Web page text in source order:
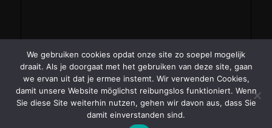
We gebruiken cookies opdat onze site zo soepel mogelijk
draait. Als je doorgaat met het gebruiken van deze site, gaan
we ervan uit dat je ermee instemt. Wir verwenden Cookies,
damit unsere Website möglichst reibungslos funktioniert. Wenn
Sie diese Site weiterhin nutzen, gehen wir davon aus, dass Sie
damit einverstanden sind.